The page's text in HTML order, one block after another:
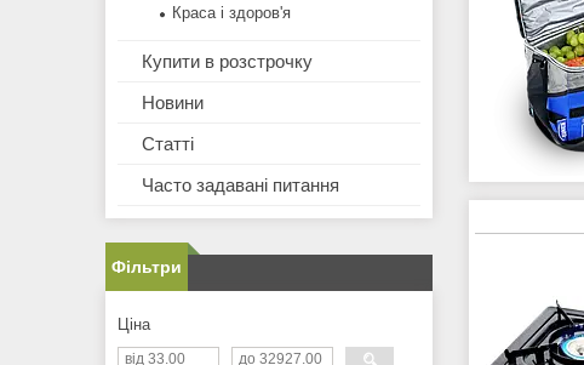
Краса і здоров'я
Купити в розстрочку
Новини
Статті
Часто задавані питання
Фільтри
Ціна